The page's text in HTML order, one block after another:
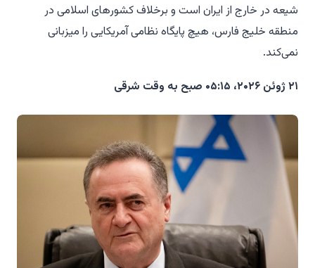
شیعه در خارج از ایران است و برخلاف کشورهای اسلامی در
منطقه خلیج فارس، هیچ پایگاه نظامی آمریکایی را میزبانی
نمی‌کند.
۲۱ ژوئن ۲۰۲۶، ۰۵:۱۵ صبح به وقت شرقی